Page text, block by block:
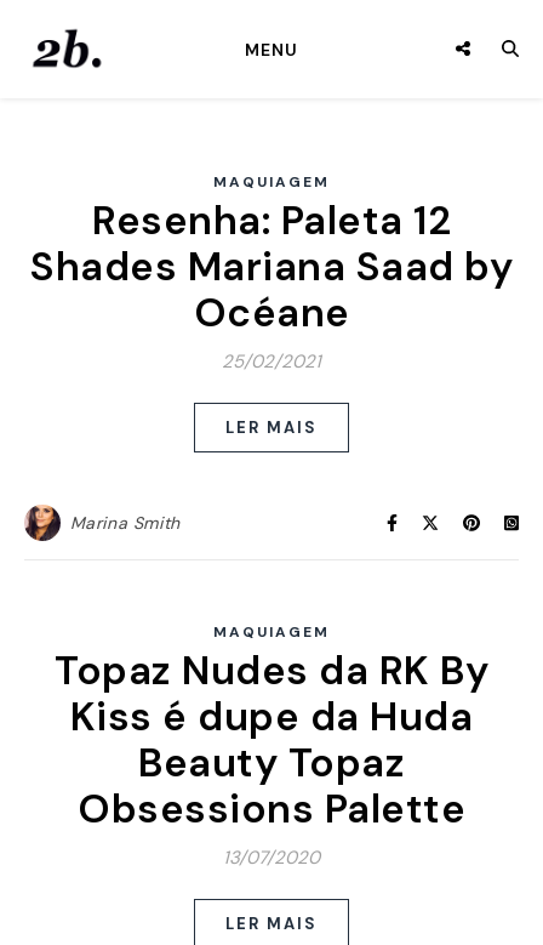
MENU
MAQUIAGEM
Resenha: Paleta 12
Shades Mariana Saad by
Océane
25/02/2021
LER MAIS
Marina Smith
MAQUIAGEM
Topaz Nudes da RK By
Kiss é dupe da Huda
Beauty Topaz
Obsessions Palette
13/07/2020
LER MAIS